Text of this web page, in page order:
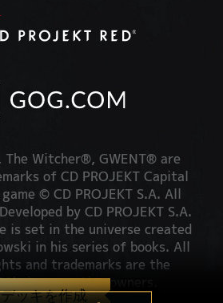
デッキを作成
The Witcher®, GWENT® are
of CD PROJEKT Capital
© CD PROJEKT S.A. All
by CD PROJEKT S.A.
is set in the universe created
in his series of books. All
and trademarks are the
their respective owners.